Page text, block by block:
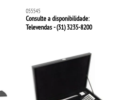
055545
Consulte a disponibilidade:
Televendas - (31)3235-8200